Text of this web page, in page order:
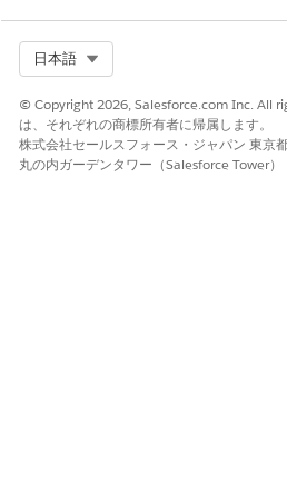
ご意見をお待ちして
日本語
© Copyright 2026, Salesforce.com Inc. All
は、それぞれの商標所有者に帰属します。
株式会社セールスフォース・ジャパン 東京
丸の内ガーデンタワー（Salesforce Tower）